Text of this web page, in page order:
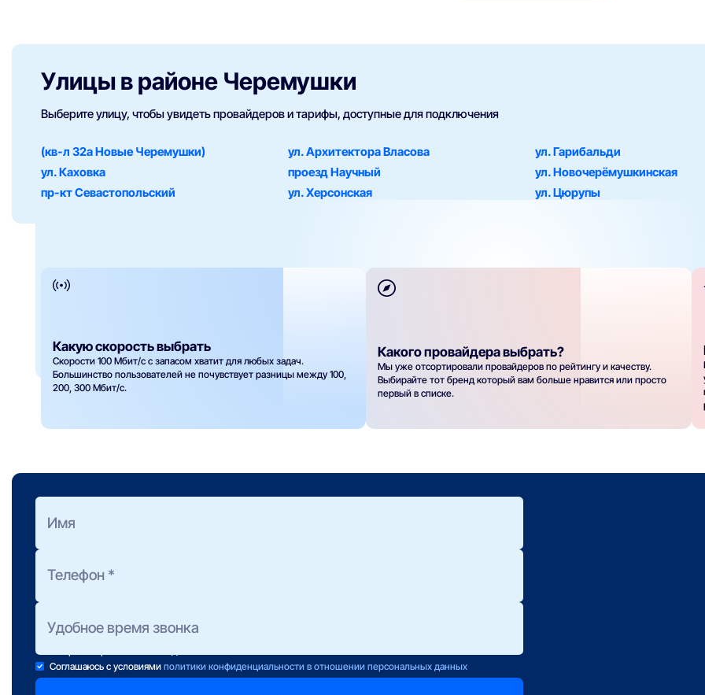
Улицы в районе Черемушки
Выберите улицу, чтобы увидеть провайдеров и тарифы, доступные для подключения
(кв-л 32а Новые Черемушки) ул. Архитектора Власова ул. Гарибальди
ул. Каховка
проезд Научный ул. Новочерёмушкинская
пр-кт Севастопольский
ул. Херсонская ул. Цюрупы
Какую скорость выбрать
Скорости 100 Мбит/с с запасом хватит для любых задач.
Большинство пользователей не почувствует разницы между 100,
200, 300 Мбит/с.
Какого провайдера выбрать?
Мы уже отсортировали провайдеров по рейтингу и качеству.
Выбирайте тот бренд который вам больше нравится или просто
первый в списке.
Оформить заявку
на подбор тарифа
Соглашаюсь с условиямиполитики конфиденциальности в отношении персональных данных
Консультанты работают ежедневно с 10 до 22 часов.
Если свою заявку Вы отправили после 22:00, консультант свяжется с Вами